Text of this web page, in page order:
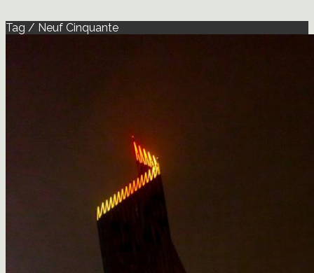
Tag / Neuf Cinquante